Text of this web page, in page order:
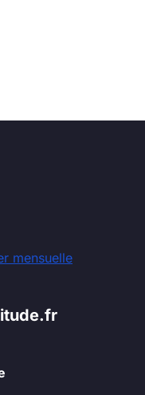
mensuelle